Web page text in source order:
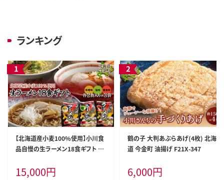
ランキング
【北海道産小麦100%使用】小川食
品自慢の生ラーメン18食ギフト F2
15,000円
鶴の子 大判あぶらあげ(4枚) 北海
道 今金町 油揚げ F21X-347
6,000円